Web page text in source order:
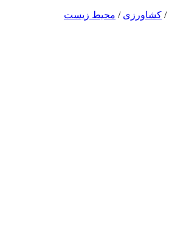
/ کشاورزی / محیط زیست